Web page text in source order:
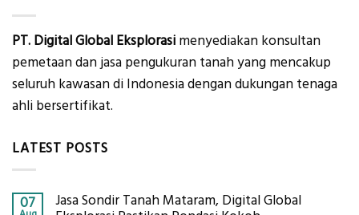
PT. Digital Global Eksplorasi menyediakan konsultan
pemetaan dan jasa pengukuran tanah yang mencakup
seluruh kawasan di Indonesia dengan dukungan tenaga
ahli bersertifikat.
LATEST POSTS
07
Jasa Sondir Tanah Mataram, Digital Global